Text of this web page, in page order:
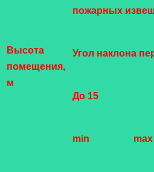
Высота
помещения,
м
пожарных
Угол наклона
До 15
min max